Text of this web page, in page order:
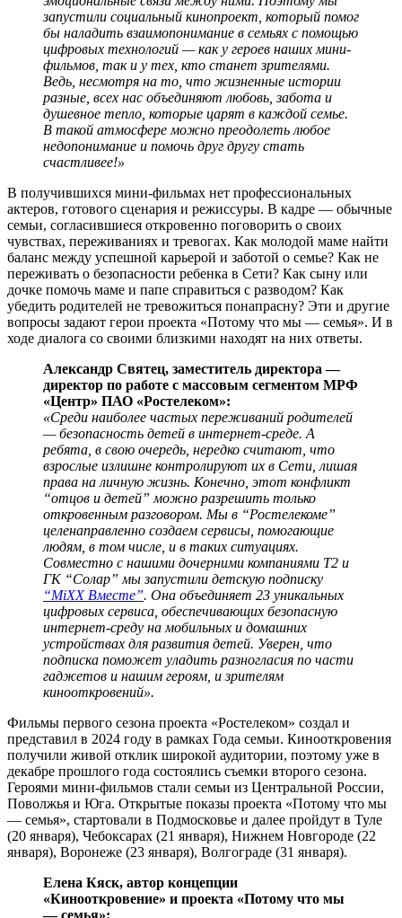
запустили социальный кинопроект, который помог
бы наладить взаимопонимание в семьях с помощью
цифровых технологий — как у героев наших мини-
фильмов, так и у тех, кто станет зрителями.
Ведь, несмотря на то, что жизненные истории
разные, всех нас объединяют любовь, забота и
душевное тепло, которые царят в каждой семье.
В такой атмосфере можно преодолеть любое
недопонимание и помочь друг другу стать
счастливее!»
В получившихся мини-фильмах нет профессиональных
актеров, готового сценария и режиссуры. В кадре — обычные
семьи, согласившиеся откровенно поговорить о своих
чувствах, переживаниях и тревогах. Как молодой маме найти
баланс между успешной карьерой и заботой о семье? Как не
переживать о безопасности ребенка в Сети? Как сыну или
дочке помочь маме и папе справиться с разводом? Как
убедить родителей не тревожиться понапрасну? Эти и другие
вопросы задают герои проекта «Потому что мы — семья». И в
ходе диалога со своими близкими находят на них ответы.
Александр Святец, заместитель директора —
директор по работе с массовым сегментом МРФ
«Центр» ПАО «Ростелеком»:
«Среди наиболее частых переживаний родителей
— безопасность детей в интернет-среде. А
ребята, в свою очередь, нередко считают, что
взрослые излишне контролируют их в Сети, лишая
права на личную жизнь. Конечно, этот конфликт
“отцов и детей” можно разрешить только
откровенным разговором. Мы в “Ростелекоме”
целенаправленно создаем сервисы, помогающие
людям, в том числе, и в таких ситуациях.
Совместно с нашими дочерними компаниями T2 и
ГК “Солар” мы запустили детскую подписку
“MiXX Вместе”. Она объединяет 23 уникальных
цифровых сервиса, обеспечивающих безопасную
интернет-среду на мобильных и домашних
устройствах для развития детей. Уверен, что
подписка поможет уладить разногласия по части
гаджетов и нашим героям, и зрителям
кинооткровений».
Фильмы первого сезона проекта «Ростелеком» создал и
представил в 2024 году в рамках Года семьи. Кинооткровения
получили живой отклик широкой аудитории, поэтому уже в
декабре прошлого года состоялись съемки второго сезона.
Героями мини-фильмов стали семьи из Центральной России,
Поволжья и Юга. Открытые показы проекта «Потому что мы
— семья», стартовали в Подмосковье и далее пройдут в Туле
(20 января), Чебоксарах (21 января), Нижнем Новгороде (22
января), Воронеже (23 января), Волгограде (31 января).
Елена Кяск, автор концепции
«Кинооткровение» и проекта «Потому что мы
— семья»: